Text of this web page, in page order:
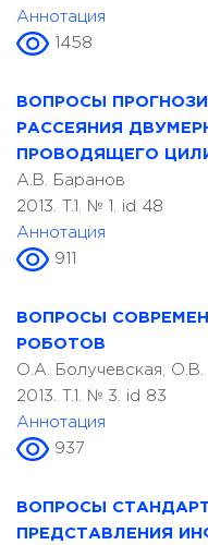
Аннотация
1458
ВОПРОСЫ
РАССЕЯНИЯ
ПРОВОДЯЩЕГО
А.В. Баранов
2013. T.1. № 1. id 48
Аннотация
911
ВОПРОСЫ
РОБОТОВ
О.А. Болучевская,
2013. T.1. № 3. id 83
Аннотация
937
ВОПРОСЫ
ПРЕДСТАВЛЕНИЯ